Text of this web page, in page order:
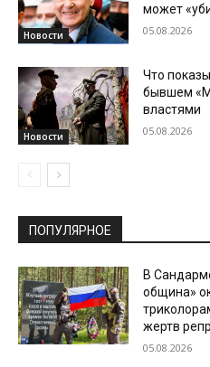
Новости
может
05.08.2026
Новости
Что
бывшем
властями
05.08.2026
ПОПУЛЯРНОЕ
В
община»
жертв
05.08.2026